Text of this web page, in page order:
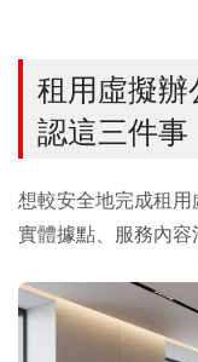
租用虛擬
認這三件事
想較安全地完成租
實體據點、服務內容